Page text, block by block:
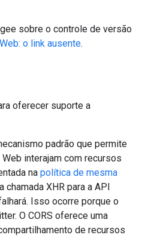
sobre o controle de versão
o link ausente.
oferecer suporte a
padrão que permite
interajam com recursos
na política de mesma
XHR para a API
Isso ocorre porque o
O CORS oferece uma
de recursos